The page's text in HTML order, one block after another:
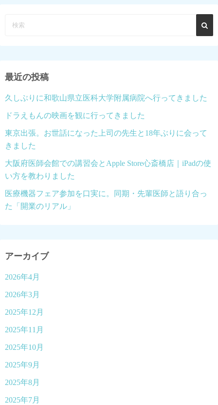
最近の投稿
久しぶりに和歌山県立医科大学附属病院へ行ってきました
ドラえもんの映画を観に行ってきました
東京出張。お世話になった上司の先生と18年ぶりに会って
きました
大阪府医師会館での講習会とApple Store心斎橋店｜iPadの使
い方を教わりました
医療機器フェア参加を口実に。同期・先輩医師と語り合っ
た「開業のリアル」
アーカイブ
2026年4月
2026年3月
2025年12月
2025年11月
2025年10月
2025年9月
2025年8月
2025年7月